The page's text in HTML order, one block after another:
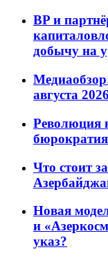
BP и
добычу на
августа
Революция
Что стоит
Новая
и
указ?